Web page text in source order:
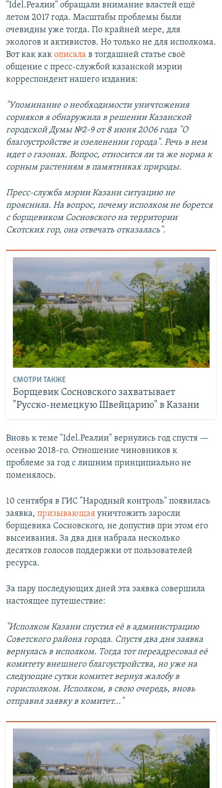
"Idel.Реалии" обращали внимание властей ещё
летом 2017 года. Масштабы проблемы были
очевидны уже тогда. По крайней мере, для
экологов и активистов. Но только не для исполкома.
Вот как как описала в тогдашней статье своё
общение с пресс-службой казанской мэрии
корреспондент нашего издания:
"Упоминание о необходимости уничтожения
сорняков я обнаружила в решении Казанской
городской Думы №2-9 от 8 июня 2006 года "О
благоустройстве и озеленении города". Речь в нем
идет о газонах. Вопрос, относится ли та же норма к
сорным растениям в памятниках природы.
Пресс-служба мэрии Казани ситуацию не
прояснила. На вопрос, почему исполком не борется
с борщевиком Сосновского на территории
Скотских гор, она отвечать отказалась".
СМОТРИ ТАКЖЕ
Борщевик Сосновского захватывает
"Русско-немецкую Швейцарию" в Казани
Вновь к теме "Idel.Реалии" вернулись год спустя —
осенью 2018-го. Отношение чиновников к
проблеме за год с лишним принципиально не
поменялось.
10 сентября в ГИС "Народный контроль" появилась
заявка, призывающая уничтожить заросли
борщевика Сосновского, не допустив при этом его
высеивания. За два дня набрала несколько
десятков голосов поддержки от пользователей
ресурса.
За пару последующих дней эта заявка совершила
настоящее путешествие:
"Исполком Казани спустил её в администрацию
Советского района города. Спустя два дня заявка
вернулась в исполком. Тогда тот переадресовал её
комитету внешнего благоустройства, но уже на
следующие сутки комитет вернул жалобу в
горисполком. Исполком, в свою очередь, вновь
отправил заявку в комитет..."